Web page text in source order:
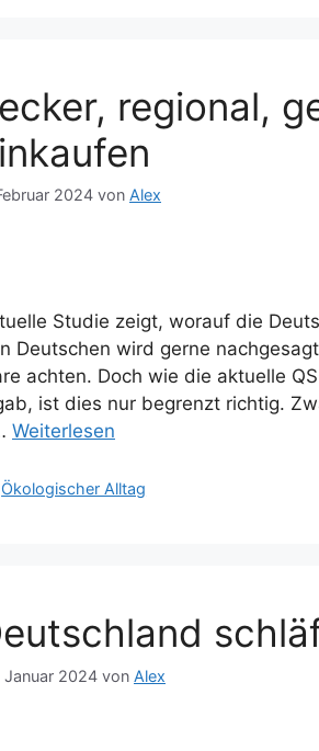
regional,
2024 von Alex
Studie zeigt, worauf die
Deutschen wird gerne
achten. Doch wie die aktuelle
ist dies nur begrenzt richtig.
Weiterlesen
Kategorien
Ökologischer Alltag
Januar 2024 von Alex